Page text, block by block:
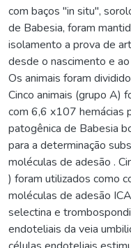
com baços "in situ",
de Babesia, foram
isolamento a prova de
desde o nascimento e
Os animais foram
Cinco animais (grupo A)
com 6,6 x107 hemácias
patogênica de Babesia
para a determinação
moléculas de adesão .
) foram utilizados como
moléculas de adesão
selectina e
endoteliais da veia